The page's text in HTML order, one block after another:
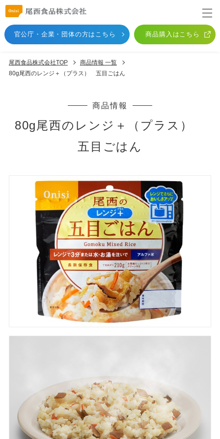
官公庁・企業・団体の方はこちら 商品購入はこちら
尾西食品株式会社TOP
商品情報 一覧
80g尾西のレンジ＋（プラス） 五目ごはん
商品情報
80g尾西のレンジ＋（プラス）
五目ごはん